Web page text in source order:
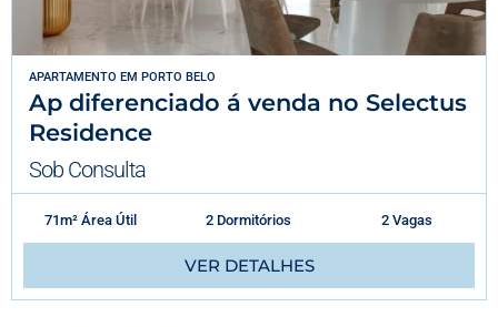
APARTAMENTO EM PORTO BELO
Ap diferenciado á venda no Selectus
Residence
Sob Consulta
71m² Área Útil 2 Dormitórios 2 Vagas
VER DETALHES